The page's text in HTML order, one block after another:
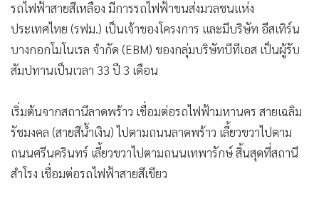
รถไฟฟ้าสายสีเหลือง มีการรถไฟฟ้าขนส่งมวลชนแห่ง
ประเทศไทย (รฟม.) เป็นเจ้าของโครงการ และมีบริษัท อีสเทิร์น
บางกอกโมโนเรล จำกัด (EBM) ของกลุ่มบริษัทบีทีเอส เป็นผู้รับ
สัมปทานเป็นเวลา 33 ปี 3 เดือน
เริ่มต้นจากสถานีลาดพร้าว เชื่อมต่อรถไฟฟ้ามหานคร สายเฉลิม
รัชมงคล (สายสีน้ำเงิน) ไปตามถนนลาดพร้าว เลี้ยวขวาไปตาม
ถนนศรีนครินทร์ เลี้ยวขวาไปตามถนนเทพารักษ์ สิ้นสุดที่สถานี
สำโรง เชื่อมต่อรถไฟฟ้าสายสีเขียว